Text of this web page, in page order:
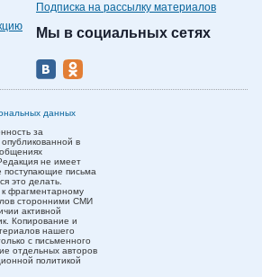
Подписка на рассылку материалов
Мы в социальных сетях
данных
за
в
не имеет
поступающие письма
это делать.
к фрагментарному
сторонними СМИ
активной
Копирование и
нашего
с письменного
отдельных авторов
политикой